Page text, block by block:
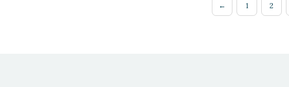
← 1 2